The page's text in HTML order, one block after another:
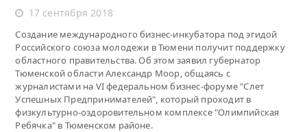
17 сентября 2018
Создание международного бизнес-инкубатора под эгидой
Российского союза молодежи в Тюмени получит поддержку
областного правительства. Об этом заявил губернатор
Тюменской области Александр Моор, общаясь с
журналистами на VI федеральном бизнес-форуме "Слет
Успешных Предпринимателей", который проходит в
физкультурно-оздоровительном комплексе "Олимпийская
Ребячка" в Тюменском районе.